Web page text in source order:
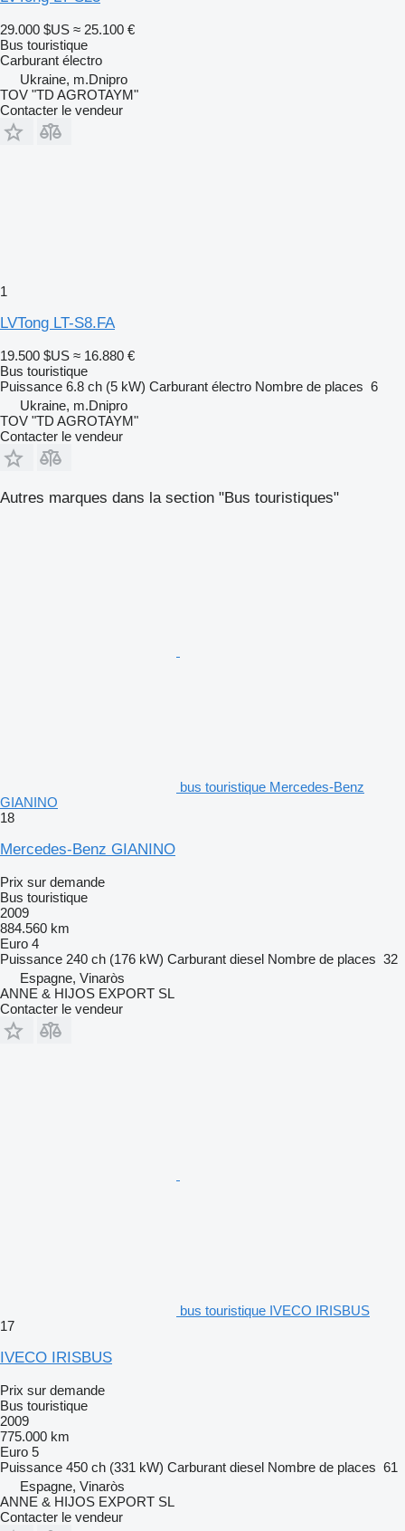
29.000 $US ≈ 25.100 €
Bus touristique
Carburant électro
Ukraine, m.Dnipro
TOV "TD AGROTAYM"
Contacter le vendeur
1
LVTong LT-S8.FA
19.500 $US ≈ 16.880 €
Bus touristique
Puissance 6.8 ch (5 kW) Carburant électro Nombre de places 6
Ukraine, m.Dnipro
TOV "TD AGROTAYM"
Contacter le vendeur
Autres marques dans la section "Bus touristiques"
bus touristique Mercedes-Benz
GIANINO
18
Mercedes-Benz GIANINO
Prix sur demande
Bus touristique
2009
884.560 km
Euro 4
Puissance 240 ch (176 kW) Carburant diesel Nombre de places 32
Espagne, Vinaròs
ANNE & HIJOS EXPORT SL
Contacter le vendeur
bus touristique IVECO IRISBUS
17
IVECO IRISBUS
Prix sur demande
Bus touristique
2009
775.000 km
Euro 5
Puissance 450 ch (331 kW) Carburant diesel Nombre de places 61
Espagne, Vinaròs
ANNE & HIJOS EXPORT SL
Contacter le vendeur